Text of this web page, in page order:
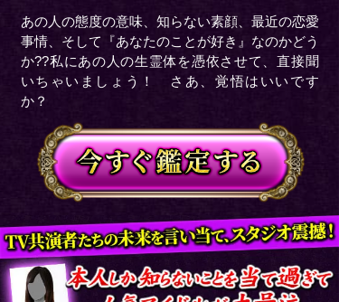
あの人の態度の意味、知らない素顔、最近の恋愛
事情、そして『あなたのことが好き』なのかどう
か??私にあの人の生霊体を憑依させて、直接聞
いちゃいましょう！ さあ、覚悟はいいです
か？